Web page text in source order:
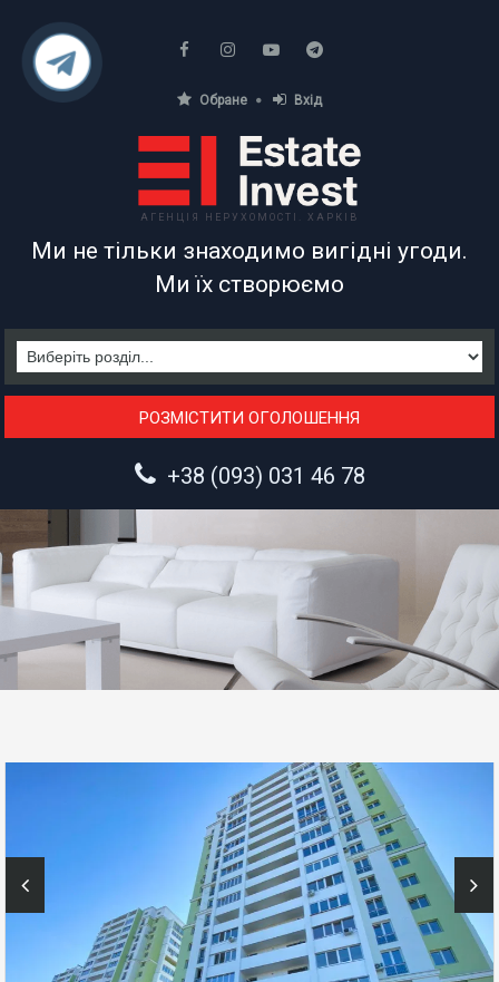
Обране Вхід
АГЕНЦІЯ НЕРУХОМОСТІ. ХАРКІВ
Ми не тільки знаходимо вигідні угоди.
Ми їх створюємо
РОЗМІСТИТИ ОГОЛОШЕННЯ
+38 (093) 031 46 78